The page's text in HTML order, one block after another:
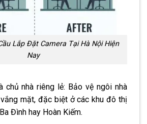
Lắp Đặt Camera Tại Hà Nội Hiện
Nay
chủ nhà riêng lẻ: Bảo vệ ngôi nhà
mặt, đặc biệt ở các khu đô thị
Đình hay Hoàn Kiếm.